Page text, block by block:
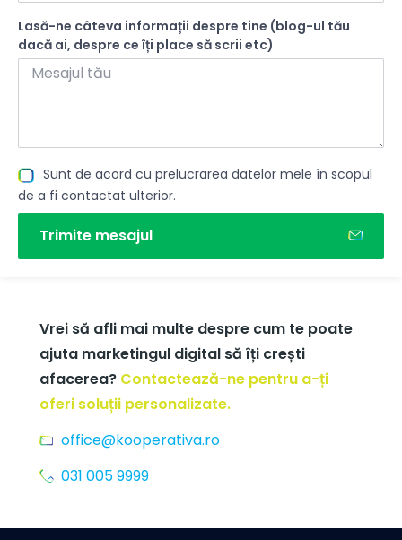
Lasă-ne câteva informații despre tine (blog-ul tău
dacă ai, despre ce îți place să scrii etc)
Sunt de acord cu prelucrarea datelor mele în scopul
de a fi contactat ulterior.
Trimite mesajul
Vrei să afli mai multe despre cum te poate
ajuta marketingul digital să îți crești
afacerea? Contactează-ne pentru a-ți
oferi soluții personalizate.
office@kooperativa.ro
031 005 9999